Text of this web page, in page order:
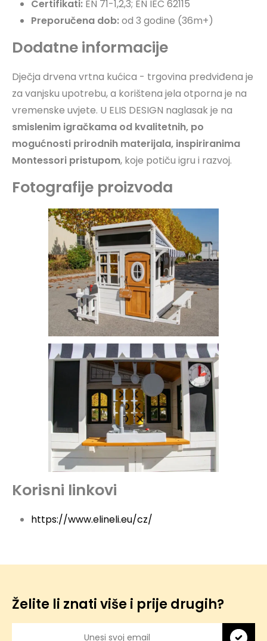
Certifikati: EN 71-1,2,3; EN IEC 62115
Preporučena dob:od 3 godine (36m+)
Dodatne informacije
Dječja drvena vrtna kućica - trgovina predviđena je
za vanjsku upotrebu, a korištena jela otporna je na
vremenske uvjete. U ELIS DESIGN naglasak je na
smislenim igračkama od kvalitetnih, po
mogućnosti prirodnih materijala, inspiriranima
Montessori pristupom, koje potiču igru i razvoj.
Fotografije proizvoda
Korisni linkovi
https://www.elineli.eu/cz/
Želite li znati više i prije drugih?